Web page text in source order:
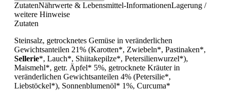
ZutatenNährwerte & Lebensmittel-InformationenLagerung /
weitere Hinweise
Zutaten
Steinsalz, getrocknetes Gemüse in veränderlichen
Gewichtsanteilen 21% (Karotten*, Zwiebeln*, Pastinaken*,
Sellerie*, Lauch*, Shiitakepilze*, Petersilienwurzel*),
Maismehl*, getr. Äpfel* 5%, getrocknete Kräuter in
veränderlichen Gewichtsanteilen 4% (Petersilie*,
Liebstöckel*), Sonnenblumenöl* 1%, Curcuma*